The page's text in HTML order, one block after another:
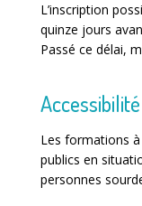
L’inscription
quinze jours
Passé ce délai,
Accessibilité
Les formations
publics en
personnes